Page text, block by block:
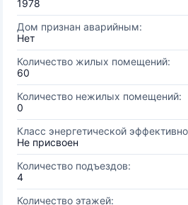
1978
Дом признан аварийным:
Нет
Количество жилых помещений:
60
Количество нежилых помещений:
0
Класс энергетической
Не присвоен
Количество подъездов:
4
Количество этажей: